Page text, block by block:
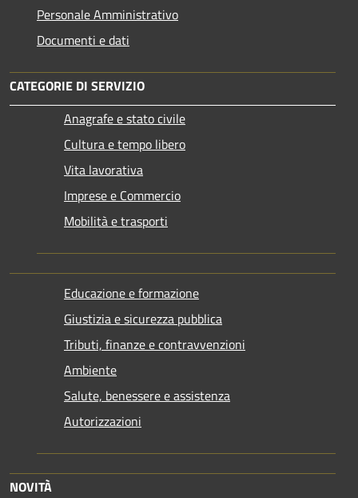
Personale Amministrativo
Documenti e dati
CATEGORIE DI SERVIZIO
Anagrafe e stato civile
Cultura e tempo libero
Vita lavorativa
Imprese e Commercio
Mobilità e trasporti
Educazione e formazione
Giustizia e sicurezza pubblica
Tributi, finanze e contravvenzioni
Ambiente
Salute, benessere e assistenza
Autorizzazioni
NOVITÀ